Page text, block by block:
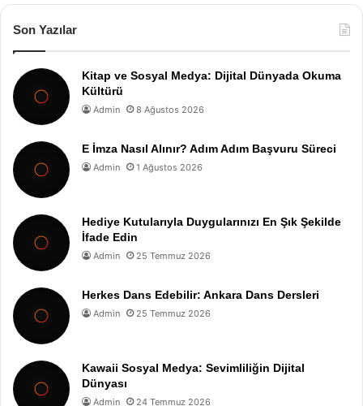
Son Yazılar
Kitap ve Sosyal Medya: Dijital Dünyada Okuma
Kültürü
Admin 8 Ağustos 2026
E İmza Nasıl Alınır? Adım Adım Başvuru Süreci
Admin 1 Ağustos 2026
Hediye Kutularıyla Duygularınızı En Şık Şekilde
İfade Edin
Admin 25 Temmuz 2026
Herkes Dans Edebilir: Ankara Dans Dersleri
Admin 25 Temmuz 2026
Kawaii Sosyal Medya: Sevimliliğin Dijital
Dünyası
Admin 24 Temmuz 2026